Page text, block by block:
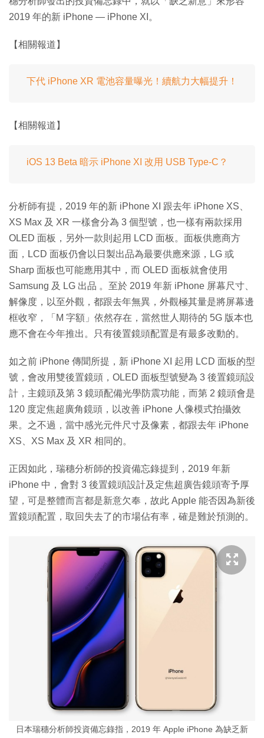
2019 年的新 iPhone — iPhone XI。
【相關報道】
下代 iPhone XR 電池容量曝光！續航力大幅提升！
【相關報道】
iOS 13 Beta 暗示 iPhone XI 改用 USB Type-C？
分析師有提，2019 年的新 iPhone XI 跟去年 iPhone XS、
XS Max 及 XR 一樣會分為 3 個型號，也一樣有兩款採用
OLED 面板，另外一款則起用 LCD 面板。面板供應商方
面，LCD 面板仍會以日製出品為最要供應來源，LG 或
Sharp 面板也可能應用其中，而 OLED 面板就會使用
Samsung 及 LG 出品 。至於 2019 年新 iPhone 屏幕尺寸、
解像度，以至外觀，都跟去年無異，外觀極其量是將屏幕邊
框收窄，「M 字額」依然存在，當然世人期待的 5G 版本也
應不會在今年推出。只有後置鏡頭配置是有最多改動的。
如之前 iPhone 傳聞所提，新 iPhone XI 起用 LCD 面板的型
號，會改用雙後置鏡頭，OLED 面板型號變為 3 後置鏡頭設
計，主鏡頭及第 3 鏡頭配備光學防震功能，而第 2 鏡頭會是
120 度定焦超廣角鏡頭，以改善 iPhone 人像模式拍攝效
果。之不過，當中感光元件尺寸及像素，都跟去年 iPhone
XS、XS Max 及 XR 相同的。
正因如此，瑞穗分析師的投資備忘錄提到，2019 年新
iPhone 中，會對 3 後置鏡頭設計及定焦超廣告鏡頭寄予厚
望，可是整體而言都是新意欠奉，故此 Apple 能否因為新後
置鏡頭配置，取回失去了的市場佔有率，確是難於預測的。
日本瑞穗分析師投資備忘錄指，2019 年 Apple iPhone 為缺乏新